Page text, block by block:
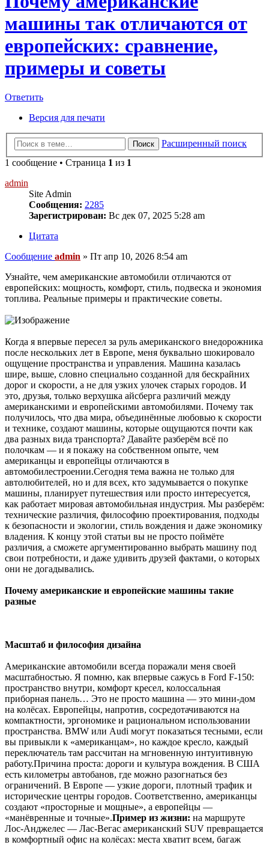
машины так отличаются от
европейских: сравнение,
примеры и советы
Ответить
Версия для печати
Поиск
Расширенный поиск
1 сообщение • Страница 1 из 1
admin
Site Admin
Сообщения: 2285
Зарегистрирован: Вс дек 07, 2025 5:28 am
Цитата
Сообщение admin » Пт апр 10, 2026 8:54 am
Узнайте, чем американские автомобили отличаются от
европейских: мощность, комфорт, стиль, подвеска и экономия
топлива. Реальные примеры и практические советы.
Когда я впервые пересел за руль американского внедорожника
после нескольких лет в Европе, меня буквально шокировало
ощущение пространства и управления. Машина казалась
шире, выше, словно специально созданной для бескрайних
дорог и скорости, а не для узких улочек старых городов. И
это, друзья, только верхушка айсберга различий между
американскими и европейскими автомобилями. Почему так
получилось, что два мира, объединённые любовью к скорости
и технике, создают машины, которые ощущаются почти как
два разных вида транспорта? Давайте разберём всё по
полочкам — и я покажу на собственном опыте, чем
американцы и европейцы отличаются в
автомобилестроении.Сегодня тема важна не только для
автолюбителей, но и для всех, кто задумывается о покупке
машины, планирует путешествия или просто интересуется,
как работает мировая автомобильная индустрия. Мы разберём:
технические различия, философию проектирования, подходы
к безопасности и экологии, стиль вождения и даже экономику
владения. К концу этой статьи вы не просто поймёте
различия, а сможете аргументированно выбрать машину под
свои потребности, и даже удивить друзей фактами, о которых
они не догадывались.
Почему американские и европейские машины такие
разные
Масштаб и философия дизайна
Американские автомобили всегда поражали меня своей
масштабностью. Я помню, как впервые сажусь в Ford F-150:
пространство внутри, комфорт кресел, колоссальная
приборная панель… Это не просто машина — это мини-дом
на колёсах. Европейцы, напротив, сосредотачиваются на
компактности, эргономике и рациональном использовании
пространства. BMW или Audi могут показаться тесными, если
вы привыкли к «американцам», но каждое кресло, каждый
переключатель там рассчитан на мгновенную интуитивную
работу.Причина проста: дороги и культура вождения. В США
есть километры автобанов, где можно разогнаться без
ограничений. В Европе — узкие дороги, плотный трафик и
исторические центры городов. Соответственно, американцы
создают «просторные и мощные», а европейцы —
«манёвренные и точные».Пример из жизни: на маршруте
Лос-Анджелес — Лас-Вегас американский SUV превращается
в комфортный офис на колёсах: места хватит всем, багаж